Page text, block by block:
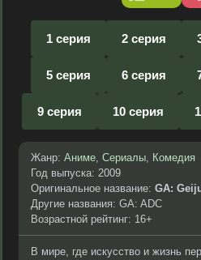
1 серия 2 серия
5 серия 6 серия
9 серия 10 серия
Жанр: Аниме, Сериалы, Комедия
Год выпуска: 2009
Оригинальное название: GA:
Другие названия: GA: ADC
Возрастной рейтинг: 16+
В мире, где искусство и жизнь